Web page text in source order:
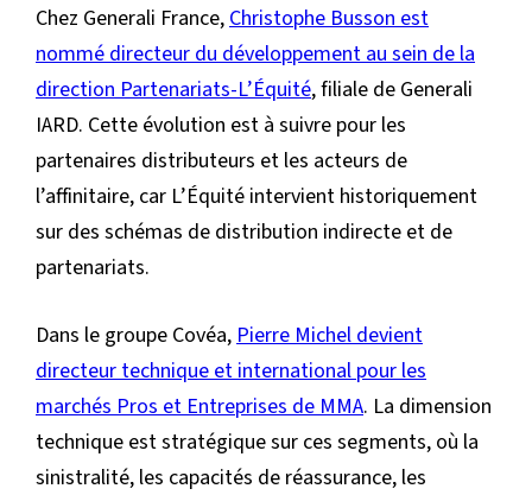
Chez Generali France,Christophe Busson est
nommé directeur du développement au sein de la
direction Partenariats-L’Équité, filiale de Generali
IARD. Cette évolution est à suivre pour les
partenaires distributeurs et les acteurs de
l’affinitaire, car L’Équité intervient historiquement
sur des schémas de distribution indirecte et de
partenariats.
Dans le groupe Covéa,Pierre Michel devient
directeur technique et international pour les
marchés Pros et Entreprises de MMA. La dimension
technique est stratégique sur ces segments, où la
sinistralité, les capacités de réassurance, les